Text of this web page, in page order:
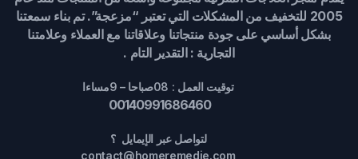
2005 للتخفيف من المشكلات التي تعتبر “مزعجة”. تم بناء سمعتنا
بشكل أساسي على جودة منتجاتنا وعلاقاتنا مع العملاء وعلامتنا
التجارية : التقدير التام .
توقيت العمل : 08صباحا – 9مساءا
00140991686460
لتواصل عبر الإيمايل ؟
contact@homeremedie.com